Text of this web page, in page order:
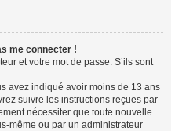
me connecter !
et votre mot de passe. S’ils sont
avez indiqué avoir moins de 13 ans
suivre les instructions reçues par
nécessiter que toute nouvelle
même ou par un administrateur